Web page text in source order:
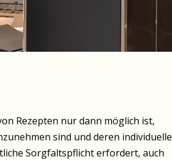
Rezepten nur dann möglich ist,
sind und deren individuelle
Sorgfaltspflicht erfordert, auch